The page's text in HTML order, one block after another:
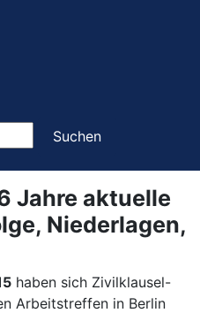
Suchen
Jahre aktuelle
Niederlagen,
haben sich Zivilklausel-
Arbeitstreffen in Berlin